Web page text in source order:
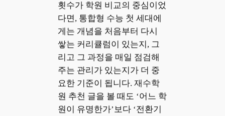
횟수가 학원 비교의 중심이었
다면, 통합형 수능 첫 세대에
게는 개념을 처음부터 다시
쌓는 커리큘럼이 있는지, 그
리고 그 과정을 매일 점검해
주는 관리가 있는지가 더 중
요한 기준이 됩니다. 재수학
원 추천 글을 볼 때도 ‘어느 학
원이 유명한가’보다 ‘전환기